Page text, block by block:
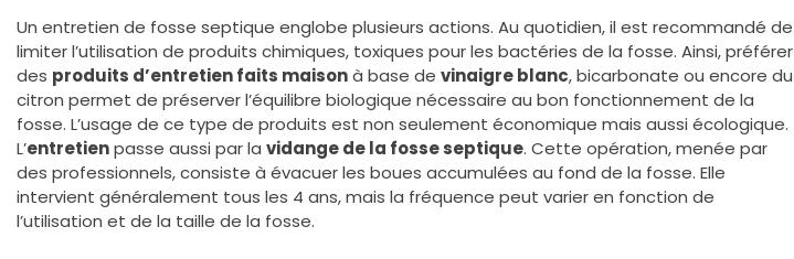
Un entretien de fosse septique englobe plusieurs actions. Au quotidien, il est recommandé de
limiter l’utilisation de produits chimiques, toxiques pour les bactéries de la fosse. Ainsi, préférer
des produits d’entretien faits maisonà base de vinaigre blanc, bicarbonate ou encore du
citron permet de préserver l’équilibre biologique nécessaire au bon fonctionnement de la
fosse. L’usage de ce type de produits est non seulement économique mais aussi écologique.
L’entretienpasse aussi par la vidange de la fosse septique. Cette opération, menée par
des professionnels, consiste à évacuer les boues accumulées au fond de la fosse. Elle
intervient généralement tous les 4 ans, mais la fréquence peut varier en fonction de
l’utilisation et de la taille de la fosse.